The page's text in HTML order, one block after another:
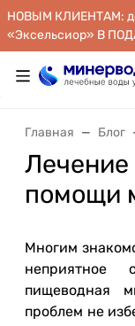
НОВЫМ КЛИЕНТАМ:
«Эксельсиор» В
Главная Блог
Лечение
помощи
Многим
неприятное
пищеводная
проблем не